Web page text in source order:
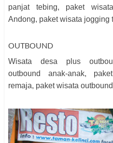
panjat tebing, paket
Andong, paket wisata jogging
OUTBOUND
Wisata desa plus
outbound anak-anak,
remaja, paket wisata